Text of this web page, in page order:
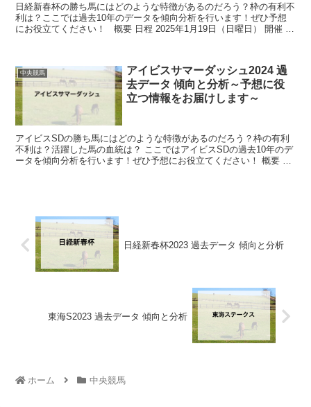
日経新春杯の勝ち馬にはどのような特徴があるのだろう？枠の有利不
利は？ここでは過去10年のデータを傾向分析を行います！ぜひ予想
にお役立てください！ 概要 日程 2025年1月19日（日曜日） 開催 中
中央競馬
アイビスサマーダッシュ2024 過
去データ 傾向と分析～予想に役
立つ情報をお届けします～
アイビスSDの勝ち馬にはどのような特徴があるのだろう？枠の有利
不利は？活躍した馬の血統は？ ここではアイビスSDの過去10年のデ
ータを傾向分析を行います！ぜひ予想にお役立てください！ 概要 日
日経新春杯2023 過去データ 傾向と分析
東海S2023 過去データ 傾向と分析
ホーム 中央競馬